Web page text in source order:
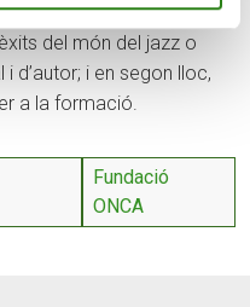
sons més tradicionals
del món del jazz o
d’autor; i en segon lloc,
a la formació.
Fundació
ONCA